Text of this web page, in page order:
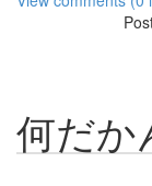
何だか